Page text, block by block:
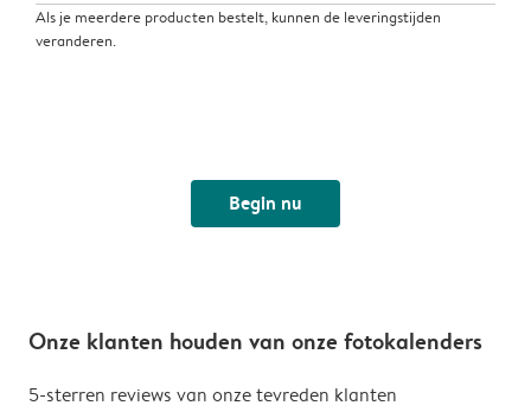
Als je meerdere producten bestelt, kunnen de leveringstijden
veranderen.
Begin nu
Onze klanten houden van onze fotokalenders
5-sterren reviews van onze tevreden klanten